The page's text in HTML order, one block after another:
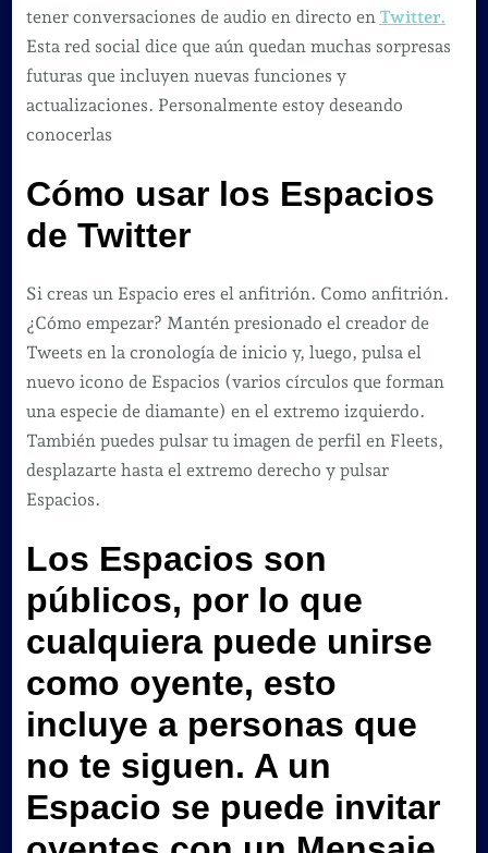
tener conversaciones de audio en directo en Twitter.
Esta red social dice que aún quedan muchas sorpresas
futuras que incluyen nuevas funciones y
actualizaciones. Personalmente estoy deseando
conocerlas
Cómo usar los Espacios
de Twitter
Si creas un Espacio eres el anfitrión. Como anfitrión.
¿Cómo empezar? Mantén presionado el creador de
Tweets en la cronología de inicio y, luego, pulsa el
nuevo icono de Espacios (varios círculos que forman
una especie de diamante) en el extremo izquierdo.
También puedes pulsar tu imagen de perfil en Fleets,
desplazarte hasta el extremo derecho y pulsar
Espacios.
Los Espacios son
públicos, por lo que
cualquiera puede unirse
como oyente, esto
incluye a personas que
no te siguen. A un
Espacio se puede invitar